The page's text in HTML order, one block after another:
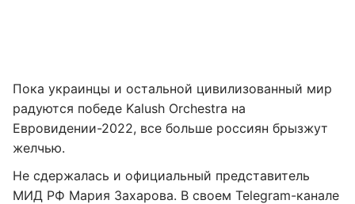
Пока украинцы и остальной цивилизованный мир
радуются победе Kalush Orchestra на
Евровидении-2022, все больше россиян брызжут
желчью.
Не сдержалась и официальный представитель
МИД РФ Мария Захарова. В своем Telegram-канале